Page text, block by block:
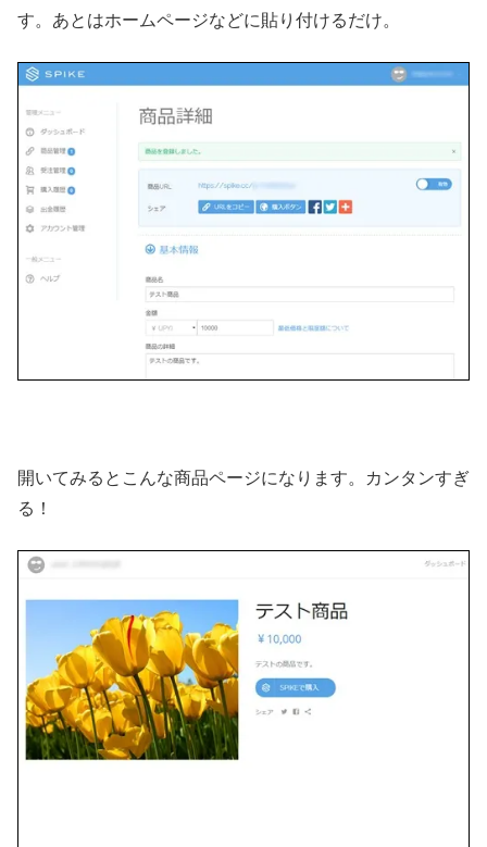
す。あとはホームページなどに貼り付けるだけ。
開いてみるとこんな商品ページになります。カンタンすぎ
る！